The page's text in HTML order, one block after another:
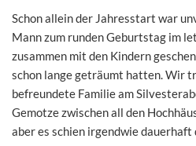
Schon allein der Jahresstart war
Mann zum runden Geburtstag im
zusammen mit den Kindern
schon lange geträumt hatten. Wir
befreundete Familie am
Gemotze zwischen all den
aber es schien irgendwie dauerhaft